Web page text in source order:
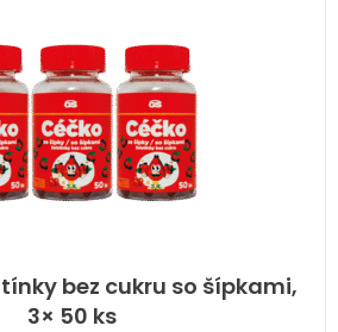
bez cukru so šípkami,
3× 50 ks